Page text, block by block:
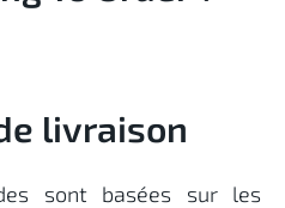
livraison
sont basées sur les